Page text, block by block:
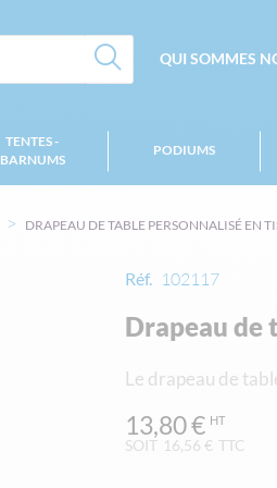
QUI SOMMES
TENTES -
BARNUMS
PODIUMS
DRAPEAU DE TABLE PERSONNALISÉ EN
Réf. 102117
Drapeau de
Le drapeau de
SOIT 16,56 € TTC
13,80 €